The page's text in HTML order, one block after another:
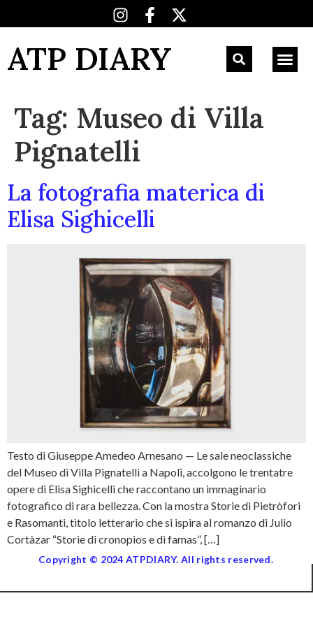
ATP DIARY
Tag: Museo di Villa
Pignatelli
La fotografia materica di
Elisa Sighicelli
Testo di Giuseppe Amedeo Arnesano — Le sale neoclassiche
del Museo di Villa Pignatelli a Napoli, accolgono le trentatre
opere di Elisa Sighicelli che raccontano un immaginario
fotografico di rara bellezza. Con la mostra Storie di Pietròfori
e Rasomanti, titolo letterario che si ispira al romanzo di Julio
Cortàzar “Storie di cronopios e di famas”, […]
Copyright © 2024 ATPDIARY. All rights reserved.